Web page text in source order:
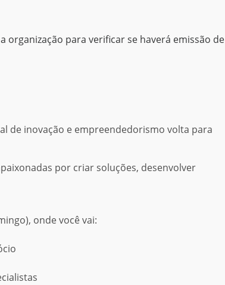
organização para verificar se haverá emissão de
de inovação e empreendedorismo volta para
por criar soluções, desenvolver
onde você vai: